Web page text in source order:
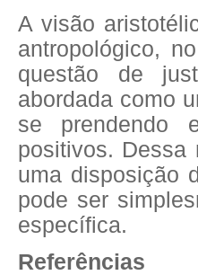
A visão
antropológico,
questão de
abordada como
se prendendo
positivos. Dessa
uma disposição
pode ser
específica.
Referências